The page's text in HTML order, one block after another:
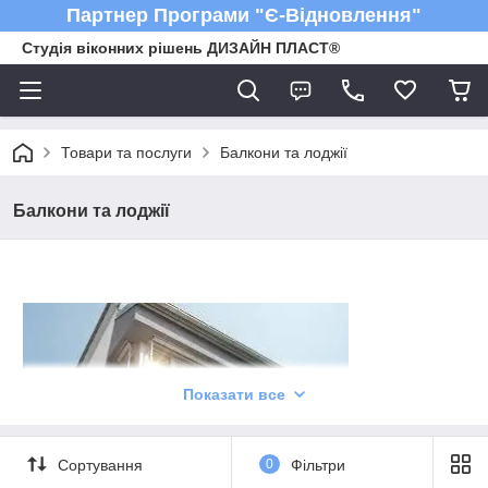
Партнер Програми "Є-Відновлення"
Студія віконних рішень ДИЗАЙН ПЛАСТ®
Товари та послуги Балкони та лоджії
Балкони та лоджії
Показати все
Сортування 0 Фільтри